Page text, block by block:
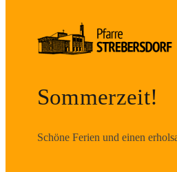
Sommerzeit!
Schöne Ferien und einen